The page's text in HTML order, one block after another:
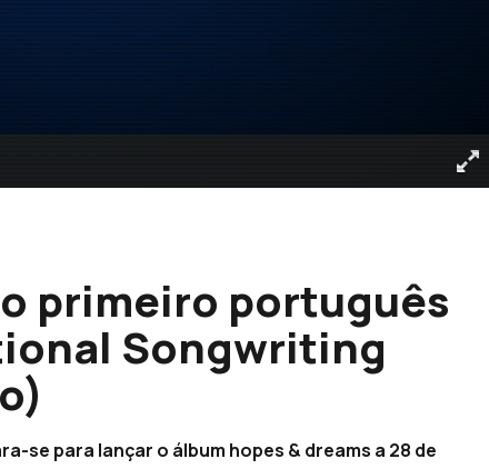
primeiro português
Songwriting
se para lançar o álbum hopes & dreams a 28 de